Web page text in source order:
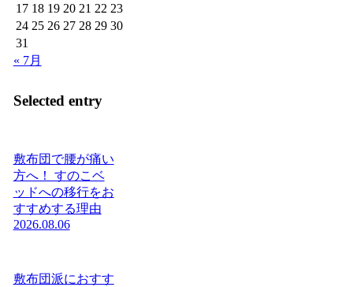
17 18 19 20 21 22 23
24 25 26 27 28 29 30
31
« 7月
Selected entry
敷布団で腰が痛い
方へ！ すのこベ
ッドへの移行をお
すすめする理由
2026.08.06
敷布団派におすす